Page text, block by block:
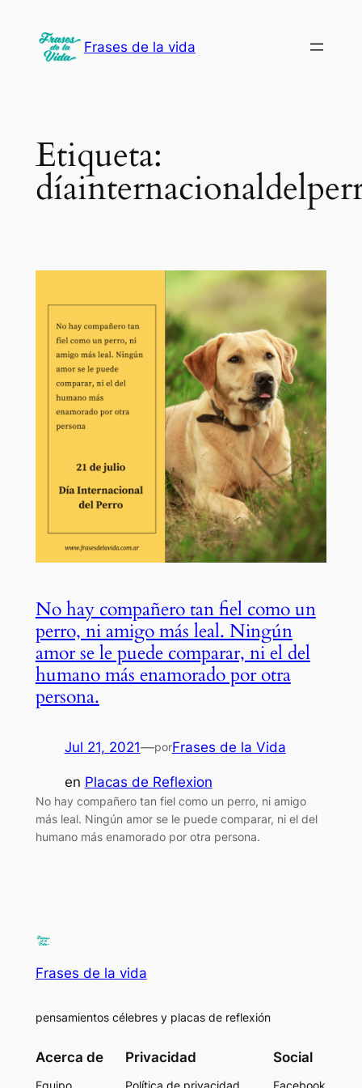
contenido
Frases de la vida
Etiqueta:
No hay compañero tan fiel como un
perro, ni amigo más leal. Ningún
amor se le puede comparar, ni el del
humano más enamorado por otra
persona.
Jul 21, 2021—porFrases de la Vida
en Placas de Reflexion
No hay compañero tan fiel como un perro, ni amigo
más leal. Ningún amor se le puede comparar, ni el del
humano más enamorado por otra persona.
Frases de la vida
pensamientos célebres y placas de reflexión
Acerca de Privacidad Social